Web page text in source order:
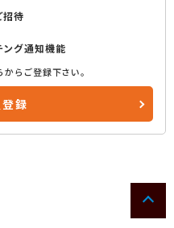
招待
ング通知機能
らご登録下さい。
録